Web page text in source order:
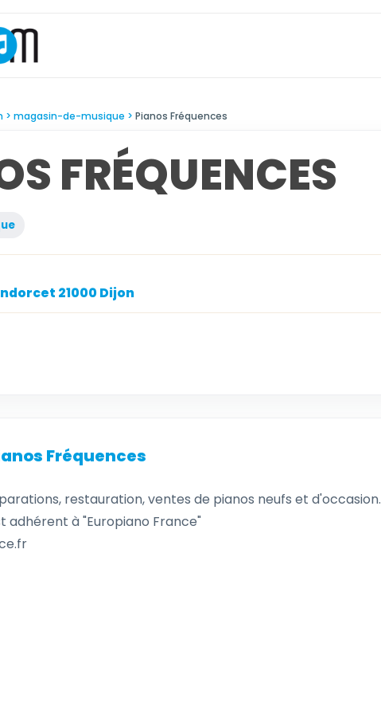
magasin-de-musique Pianos Fréquences
FRÉQUENCES
21000 Dijon
Fréquences
restauration, ventes de pianos neufs et d'occasion.
adhérent à "Europiano France"